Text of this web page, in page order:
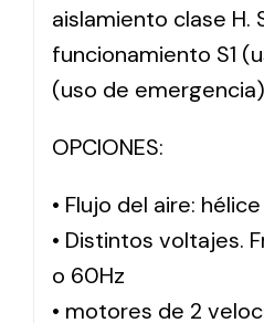
aislamiento clase H.
funcionamiento S1
(uso de
OPCIONES:
• Flujo del aire:
• Distintos voltajes.
o 60Hz
• motores de 2